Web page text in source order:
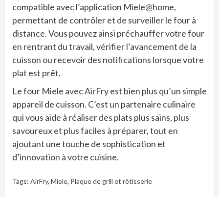
compatible avec l’application Miele@home,
permettant de contrôler et de surveiller le four à
distance. Vous pouvez ainsi préchauffer votre four
en rentrant du travail, vérifier l’avancement de la
cuisson ou recevoir des notifications lorsque votre
plat est prêt.
Le four Miele avec AirFry est bien plus qu’un simple
appareil de cuisson. C’est un partenaire culinaire
qui vous aide à réaliser des plats plus sains, plus
savoureux et plus faciles à préparer, tout en
ajoutant une touche de sophistication et
d’innovation à votre cuisine.
Tags: AirFry, Miele, Plaque de grill et rôtisserie